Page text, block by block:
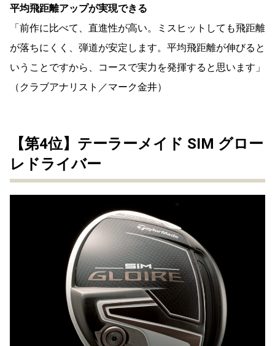
平均飛距離アップが実現できる
「前作に比べて、直進性が高い。ミスヒットしても飛距離
が落ちにくく、弾道が安定します。平均飛距離が伸びると
いうことですから、コースで実力を発揮すると思います」
（クラブアナリスト／マーク金井）
【第4位】テーラーメイド SIM グロー
レドライバー